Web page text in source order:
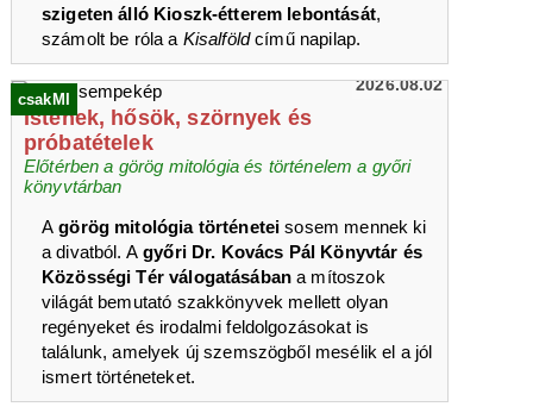
szigeten álló Kioszk-étterem lebontását,
számolt be róla a Kisalföldcímű napilap.
csakMI
2026.08.02
Istenek, hősök, szörnyek és
próbatételek
Előtérben a görög mitológia és történelem a győri
könyvtárban
Agörög mitológia történeteisosem mennek ki
a divatból. Agyőri Dr. Kovács Pál Könyvtár és
Közösségi Tér válogatásábana mítoszok
világát bemutató szakkönyvek mellett olyan
regényeket és irodalmi feldolgozásokat is
találunk, amelyek új szemszögből mesélik el a jól
ismert történeteket.